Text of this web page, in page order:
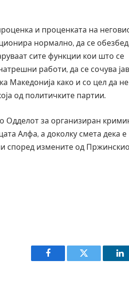
и проценката на
нормално, да се
сите функции кои што се
работи, да се сочува
Македонија како и со цел да не
од политичките партии.
Одделот за организиран
Алфа, а доколку смета дека е
според измените од
Facebook Twitter
И Данска се милитарилизира –
11-месечна воена
AUGUST 4, 2026